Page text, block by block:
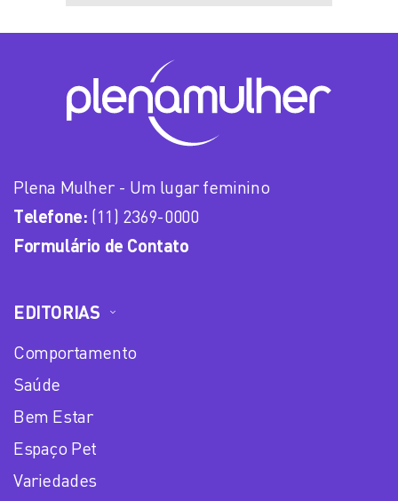
Plena Mulher - Um lugar feminino
Telefone: (11) 2369-0000
Formulário de Contato
EDITORIAS
Comportamento
Saúde
Bem Estar
Espaço Pet
Variedades